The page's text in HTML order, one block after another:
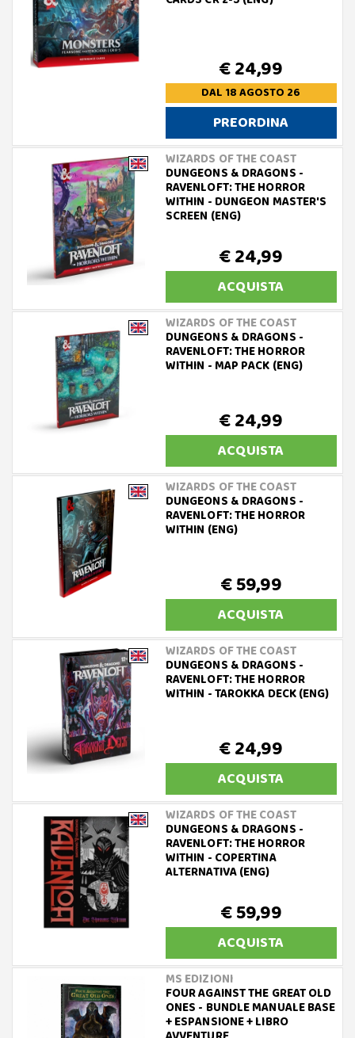
€ 24,99
DAL 18 AGOSTO 26
PREORDINA
WIZARDS OF THE COAST
DUNGEONS & DRAGONS -
RAVENLOFT: THE HORROR
WITHIN - DUNGEON MASTER'S
SCREEN (ENG)
€ 24,99
ACQUISTA
WIZARDS OF THE COAST
DUNGEONS & DRAGONS -
RAVENLOFT: THE HORROR
WITHIN - MAP PACK (ENG)
€ 24,99
ACQUISTA
WIZARDS OF THE COAST
DUNGEONS & DRAGONS -
RAVENLOFT: THE HORROR
WITHIN (ENG)
€ 59,99
ACQUISTA
WIZARDS OF THE COAST
DUNGEONS & DRAGONS -
RAVENLOFT: THE HORROR
WITHIN - TAROKKA DECK (ENG)
€ 24,99
ACQUISTA
WIZARDS OF THE COAST
DUNGEONS & DRAGONS -
RAVENLOFT: THE HORROR
WITHIN - COPERTINA
ALTERNATIVA (ENG)
€ 59,99
ACQUISTA
MS EDIZIONI
FOUR AGAINST THE GREAT OLD
ONES - BUNDLE MANUALE BASE
+ ESPANSIONE + LIBRO